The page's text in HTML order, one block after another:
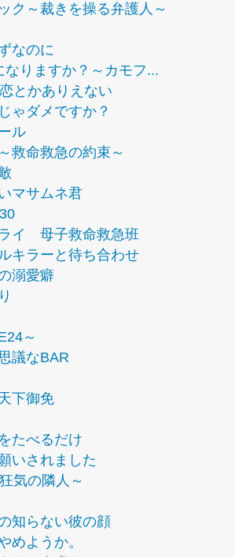
ク～裁きを操る弁護人～
なのに
なりますか？～カモフ...
とかありえない
ゃダメですか？
ル
救命救急の約束～
マサムネ君
イ 母子救命救急班
キラーと待ち合わせ
溺愛癖
～
議なBAR
下御免
たべるだけ
いされました
気の隣人～
知らない彼の顔
めようか。